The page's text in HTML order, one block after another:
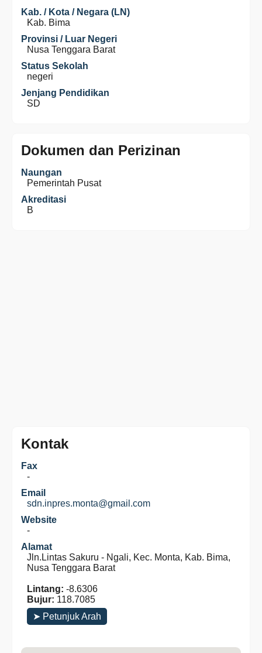
Kab. / Kota / Negara (LN)
Kab. Bima
Provinsi / Luar Negeri
Nusa Tenggara Barat
Status Sekolah
negeri
Jenjang Pendidikan
SD
Dokumen dan Perizinan
Naungan
Pemerintah Pusat
Akreditasi
B
Kontak
Fax
-
Email
sdn.inpres.monta@gmail.com
Website
-
Alamat
Jln.Lintas Sakuru - Ngali, Kec. Monta, Kab. Bima,
Nusa Tenggara Barat
Lintang: -8.6306
Bujur: 118.7085
➤ Petunjuk Arah